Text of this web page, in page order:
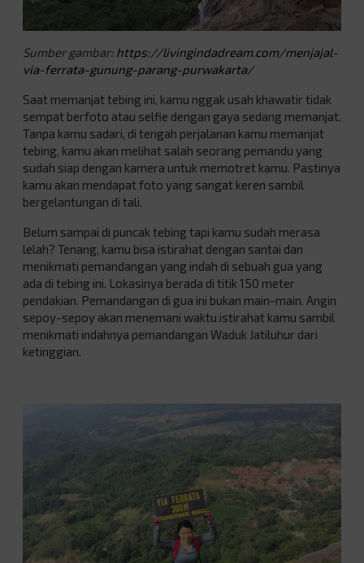
Sumber gambar: https://livingindadream.com/menjajal-
via-ferrata-gunung-parang-purwakarta/
Saat memanjat tebing ini, kamu nggak usah khawatir tidak
sempat berfoto atau selfie dengan gaya sedang memanjat.
Tanpa kamu sadari, di tengah perjalanan kamu memanjat
tebing, kamu akan melihat salah seorang pemandu yang
sudah siap dengan kamera untuk memotret kamu. Pastinya
kamu akan mendapat foto yang sangat keren sambil
bergelantungan di tali.
Belum sampai di puncak tebing tapi kamu sudah merasa
lelah? Tenang, kamu bisa istirahat dengan santai dan
menikmati pemandangan yang indah di sebuah gua yang
ada di tebing ini. Lokasinya berada di titik 150 meter
pendakian. Pemandangan di gua ini bukan main-main. Angin
sepoy-sepoy akan menemani waktu istirahat kamu sambil
menikmati indahnya pemandangan Waduk Jatiluhur dari
ketinggian.